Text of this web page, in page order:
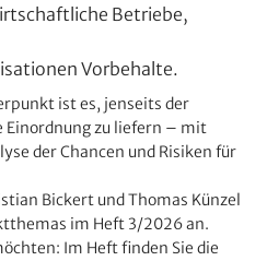
­Betriebe,
Vorbehalte.
ist es, jenseits der
Einordnung zu liefern – mit
der Chancen und Risiken für
Bickert und Thomas Künzel
im Heft 3/2026 an.
Im Heft finden Sie die